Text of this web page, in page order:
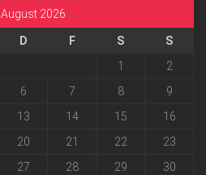
August 2026
D F S
S
1
2
6 7 8
9
13 14 15
16
20 21 22
23
27 28 29
30